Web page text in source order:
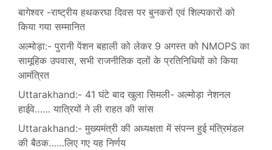
बागेश्वर -राष्ट्रीय हथकरघा दिवस पर बुनकरों एवं शिल्पकारों को
किया गया सम्मानित
अल्मोड़ा:- पुरानी पेंशन बहाली को लेकर 9 अगस्त को NMOPS का
सामूहिक उपवास, सभी राजनीतिक दलों के प्रतिनिधियों को किया
आमंत्रित
Uttarakhand:- 41 घंटे बाद खुला सिमली- अल्मोड़ा नेशनल
हाईवे…… यात्रियों ने ली राहत की सांस
Uttarakhand:- मुख्यमंत्री की अध्यक्षता में संपन्न हुई मंत्रिमंडल
की बैठक……लिए गए यह निर्णय